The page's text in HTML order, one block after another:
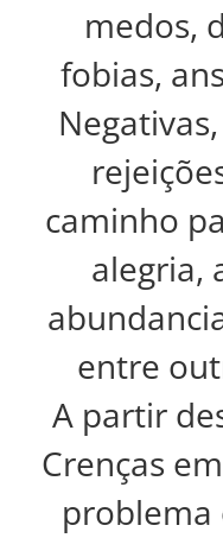
medos,
fobias,
caminho
alegria,
entre
A partir
Crenças
problema